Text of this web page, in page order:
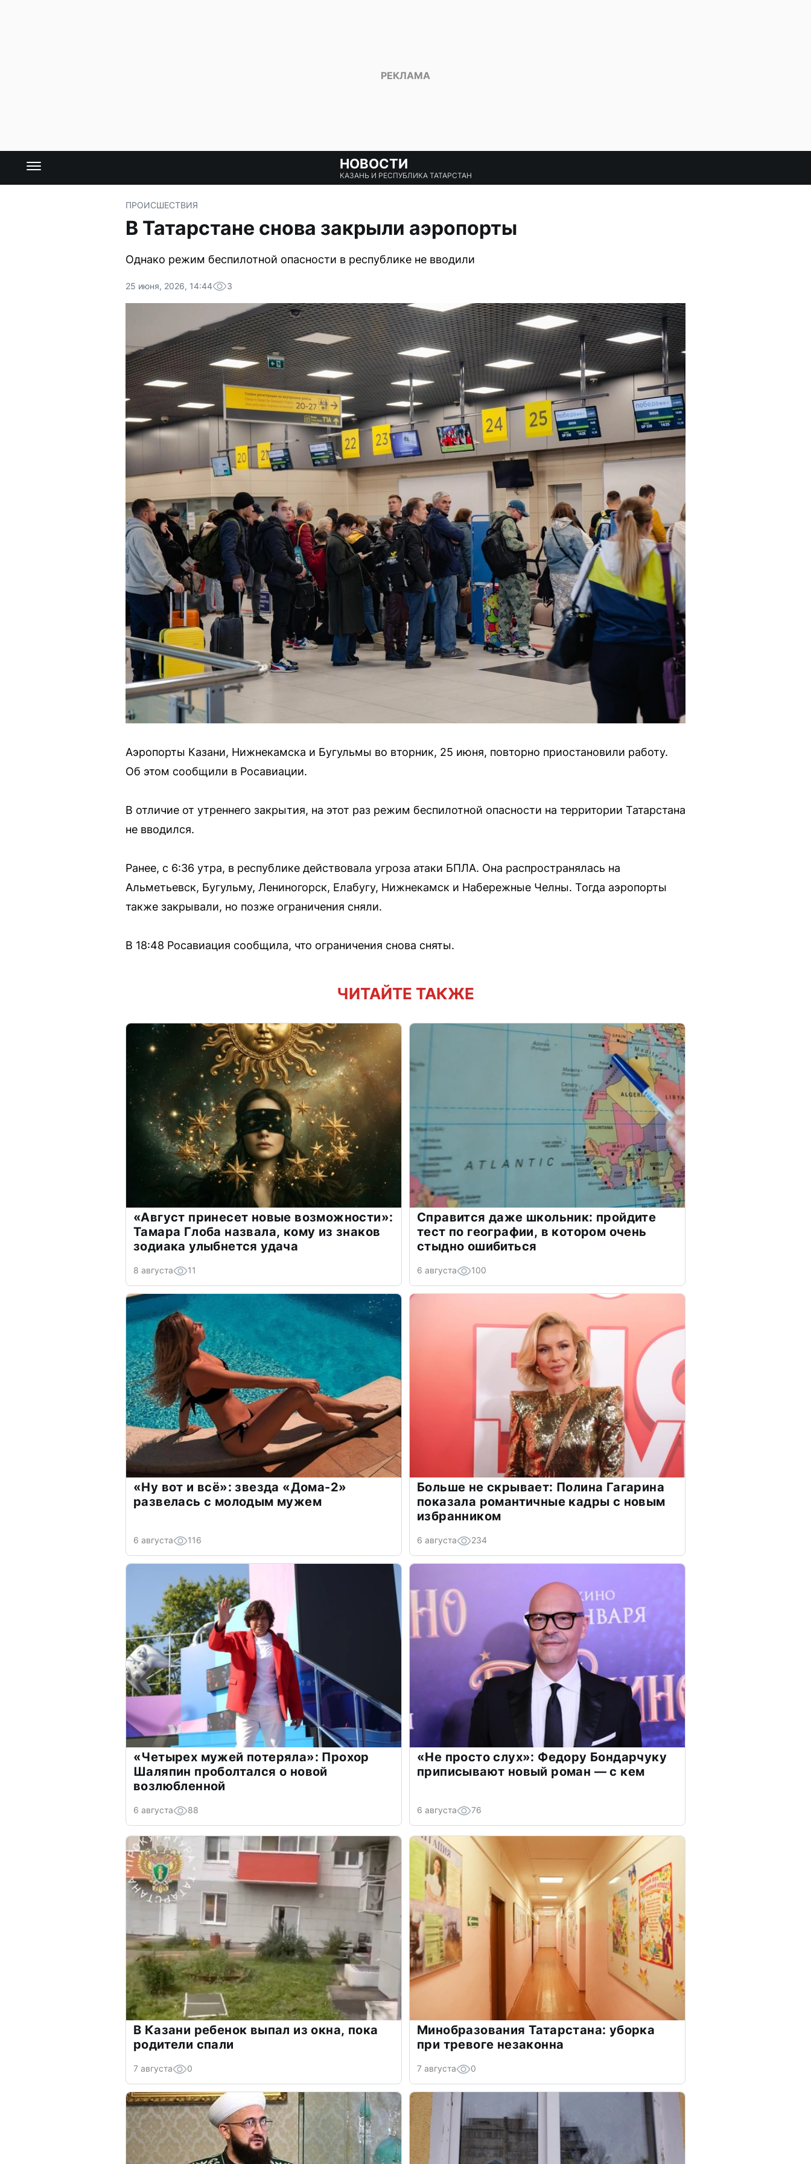
НОВОСТИ
КАЗАНЬ И РЕСПУБЛИКА ТАТАРСТАН
ПРОИСШЕСТВИЯ
В Татарстане снова закрыли аэропорты
Однако режим беспилотной опасности в республике не вводили
25 июня, 2026, 14:44 3
Аэропорты Казани, Нижнекамска и Бугульмы во вторник, 25 июня, повторно приостановили работу.
Об этом сообщили в Росавиации.
В отличие от утреннего закрытия, на этот раз режим беспилотной опасности на территории Татарстана
не вводился.
Ранее, с 6:36 утра, в республике действовала угроза атаки БПЛА. Она распространялась на
Альметьевск, Бугульму, Лениногорск, Елабугу, Нижнекамск и Набережные Челны. Тогда аэропорты
также закрывали, но позже ограничения сняли.
В 18:48 Росавиация сообщила, что ограничения снова сняты.
ЧИТАЙТЕ ТАКЖЕ
«Август принесет новые возможности»:
Тамара Глоба назвала, кому из знаков
зодиака улыбнется удача
8 августа 11
Справится даже школьник: пройдите
тест по географии, в котором очень
стыдно ошибиться
6 августа 100
«Ну вот и всё»: звезда «Дома-2»
развелась с молодым мужем
6 августа 116
Больше не скрывает: Полина Гагарина
показала романтичные кадры с новым
избранником
6 августа 234
«Четырех мужей потеряла»: Прохор
Шаляпин проболтался о новой
возлюбленной
6 августа 88
«Не просто слух»: Федору Бондарчуку
приписывают новый роман — с кем
6 августа 76
В Казани ребенок выпал из окна, пока
родители спали
7 августа 0
Минобразования Татарстана: уборка
при тревоге незаконна
7 августа 0